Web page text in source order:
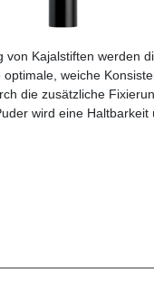
von Kajalstiften werden
weiche
die zusätzliche
wird eine Haltbarkeit